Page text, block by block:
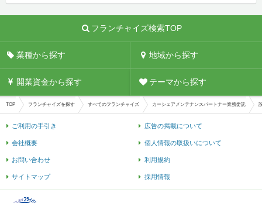
フランチャイズ検索TOP
業種から探す 地域から探す
開業資金から探す テーマから探す
TOP フランチャイズを探す すべてのフランチャイズ カーシェアメンテナンスパートナー業務委託
ご利用の手引き 広告の掲載について
会社概要 個人情報の取扱いについて
お問い合わせ 利用規約
サイトマップ 採用情報